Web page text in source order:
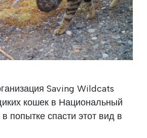
Saving Wildcats
кошек в Национальный
попытке спасти этот вид в